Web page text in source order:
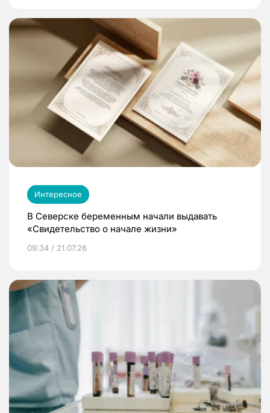
Интересное
В Северске беременным начали выдавать
«Свидетельство о начале жизни»
09:34 / 21.07.26